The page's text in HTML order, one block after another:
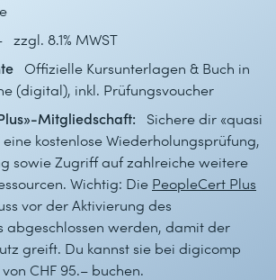
zzgl. 8.1% MWST
Offizielle Kursunterlagen & Buch in
(digital), inkl. Prüfungsvoucher
Mitgliedschaft:
Sichere dir «quasi
eine kostenlose Wiederholungsprüfung,
sowie Zugriff auf zahlreiche weitere
Wichtig: Die PeopleCert Plus
vor der Aktivierung des
abgeschlossen werden, damit der
greift. Du kannst sie bei digicomp
CHF 95.– buchen.